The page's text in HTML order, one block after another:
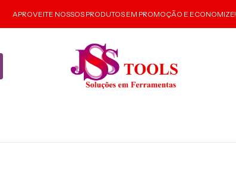
APROVEITE NOSSOS PRODUTOS EM PROMOÇÃO E ECONOMIZE!